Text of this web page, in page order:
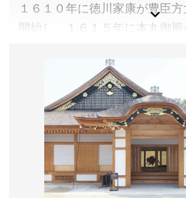
１６１０年に徳川家康が豊臣
開始し、１６１５年に本丸御
愛知県名古屋市
観覧料／大人500円、中学生以
開園時間／9:00～16:30 ※本丸御
は16:00まで
休園日／12月29日～31日、1
更となる場合があります。